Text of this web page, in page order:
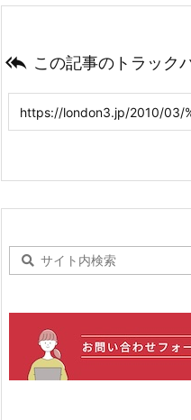
 この記事のトラック